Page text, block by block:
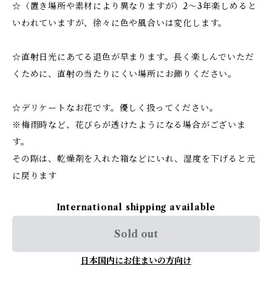
☆（置き場所や素材により異なりますが）2～3年楽しめると
いわれていますが、徐々に色や風合いは変化します。
☆直射日光にあてる退色が早まります。長く楽しんでいただ
くために、直射の当たりにくい場所にお飾りください。
☆デリケートなお花です。優しく扱ってください。
※梅雨時など、花びらが透けたようになる場合がございま
す。
その際は、乾燥剤を入れた箱などにいれ、湿度を下げると元
に戻ります
International shipping available
Sold out
日本国内にお住まいの方向け